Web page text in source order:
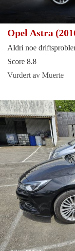
Opel Astra
Aldri noe
Score 8.8
Vurdert av Muerte